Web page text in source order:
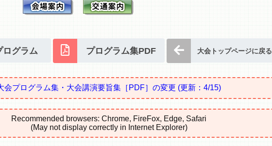
ログラム プログラム集PDF 大会トップページに戻る
会プログラム集・大会講演要旨集［PDF］の変更 (更新：4/15)
Recommended browsers: Chrome, FireFox, Edge, Safari
(May not display correctly in Internet Explorer)